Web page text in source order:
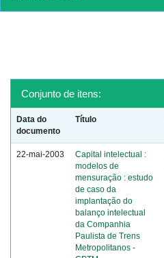
Conjunto de itens:
Data do
documento
Título
22-mai-2003
Capital intelectual :
modelos de
mensuração : estudo
de caso da
implantação do
balanço intelectual
da Companhia
Paulista de Trens
Metropolitanos -